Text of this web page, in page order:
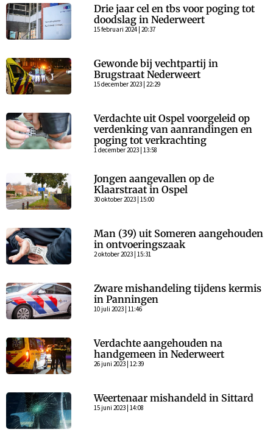
Drie jaar cel en tbs voor poging tot
doodslag in Nederweert
15 februari 2024 | 20:37
Gewonde bij vechtpartij in
Brugstraat Nederweert
15 december 2023 | 22:29
Verdachte uit Ospel voorgeleid op
verdenking van aanrandingen en
poging tot verkrachting
1 december 2023 | 13:58
Jongen aangevallen op de
Klaarstraat in Ospel
30 oktober 2023 | 15:00
Man (39) uit Someren aangehouden
in ontvoeringszaak
2 oktober 2023 | 15:31
Zware mishandeling tijdens kermis
in Panningen
10 juli 2023 | 11:46
Verdachte aangehouden na
handgemeen in Nederweert
26 juni 2023 | 12:39
Weertenaar mishandeld in Sittard
15 juni 2023 | 14:08